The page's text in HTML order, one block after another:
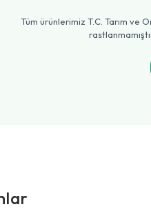
Tüm ürünlerimiz T.C. Tarım ve